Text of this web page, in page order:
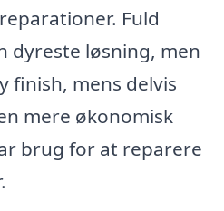
Fuld
dyreste løsning, men
finish, mens delvis
mere økonomisk
brug for at reparere